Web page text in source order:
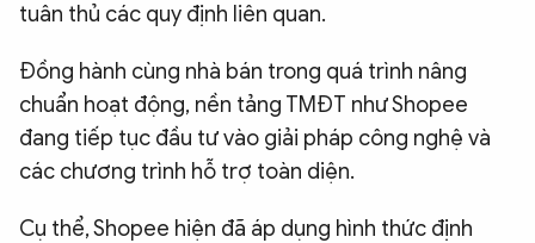
tuân thủ các quy định liên quan.
Đồng hành cùng nhà bán trong quá trình nâng
chuẩn hoạt động, nền tảng TMĐT như Shopee
đang tiếp tục đầu tư vào giải pháp công nghệ và
các chương trình hỗ trợ toàn diện.
Cụ thể, Shopee hiện đã áp dụng hình thức định